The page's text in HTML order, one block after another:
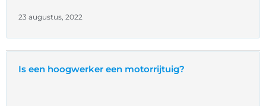
23 augustus, 2022
Is een hoogwerker een motorrijtuig?